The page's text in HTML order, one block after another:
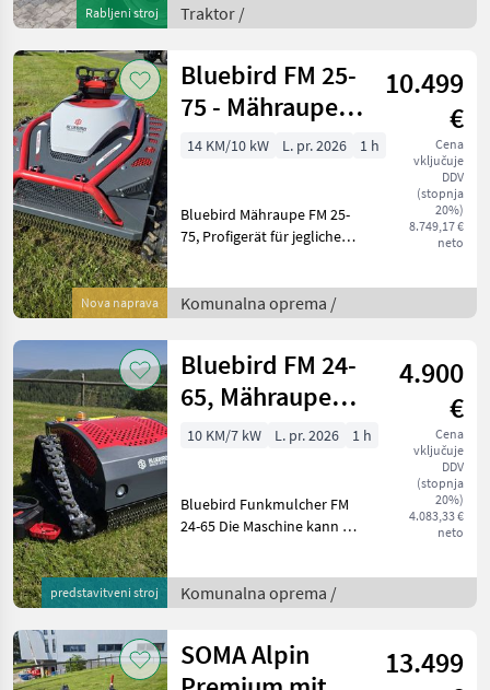
Rabljeni stroj
izdelave 2015 približno
5990 delovnih ur Sprednji
Traktor /
Nova naprava
Bluebird FM 25-
75 - Mähraupe
mit 16 PS
10.499
€
Cena
vključuje
DDV
(stopnja
20%)
8.749,17 €
neto
14 KM/10 kW L. pr. 2026 1 h
Bluebird Mähraupe FM 25-
75, Profigerät für jegliche
Technische Details &
Ausstattung: Antrieb:
Komunalna oprema /
predstavitveni stroj
Bluebird FM 24-
65, Mähraupe
mit 65 cm
4.900
€
Cena
vključuje
DDV
(stopnja
20%)
4.083,33 €
neto
10 KM/7 kW L. pr. 2026 1 h
Bluebird Funkmulcher FM
24-65 Die Maschine kann bei
Abmaße 960x1050x620
Messer mit Pendelnden
Komunalna oprema /
SOMA Alpin
13.499